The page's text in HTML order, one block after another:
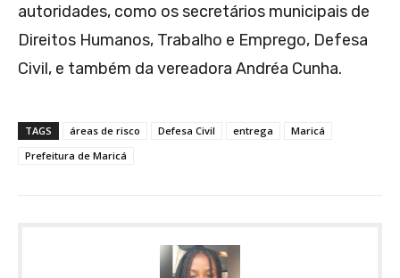
autoridades, como os secretários municipais de
Direitos Humanos, Trabalho e Emprego, Defesa
Civil, e também da vereadora Andréa Cunha.
TAGS áreas de risco Defesa Civil entrega
Maricá
Prefeitura de Maricá